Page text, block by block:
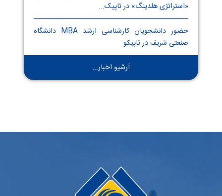
«استراتژی هلدینگ» در تاپیک...
حضور دانشجویان کارشناسی ارشد MBA دانشگاه
صنعتی شریف در تاپیکو
آرشیو اخبار...